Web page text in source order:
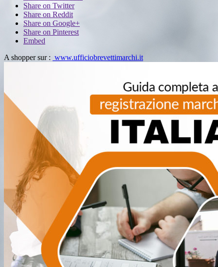
Share on Twitter
Share on Reddit
Share on Google+
Share on Pinterest
Embed
A shopper sur : www.ufficiobrevettimarchi.it